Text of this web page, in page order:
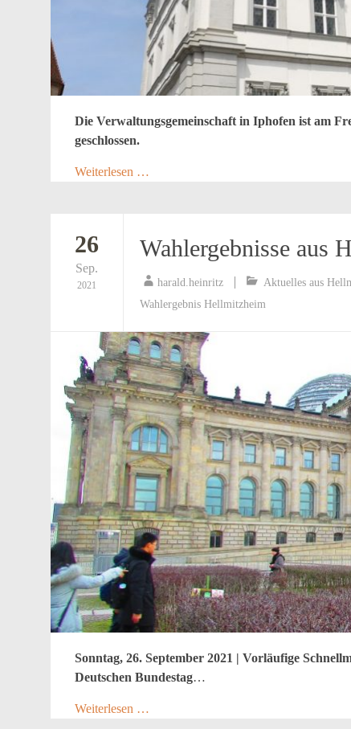
Die Verwaltungsgemeinschaft in Iphofen ist am
geschlossen.
Weiterlesen …
26
Sep.
2021
Wahlergebnisse aus
harald.heinritz Aktuelles aus
Wahlergebnis Hellmitzheim
Sonntag, 26. September 2021 | Vorläufige
Deutschen Bundestag…
Weiterlesen …